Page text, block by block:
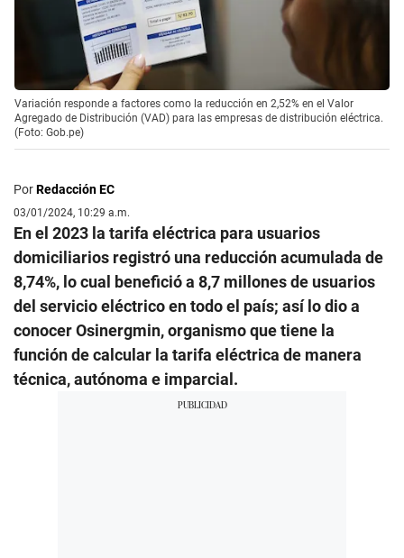
Variación responde a factores como la reducción en 2,52% en el Valor
Agregado de Distribución (VAD) para las empresas de distribución eléctrica.
(Foto: Gob.pe)
PorRedacción EC
03/01/2024, 10:29 a.m.
En el 2023 la tarifa eléctrica para usuarios
domiciliarios registró una reducción acumulada de
8,74%, lo cual benefició a 8,7 millones de usuarios
del servicio eléctrico en todo el país; así lo dio a
conocer Osinergmin, organismo que tiene la
función de calcular la tarifa eléctrica de manera
técnica, autónoma e imparcial.